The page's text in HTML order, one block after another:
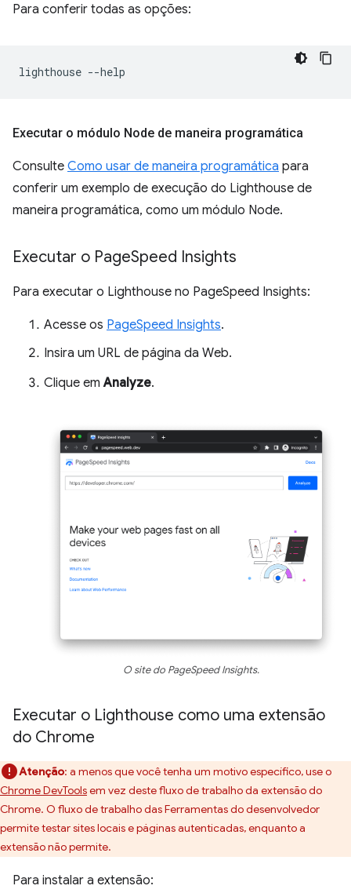
Para conferir todas as opções:
lighthouse
Executar o módulo Node de maneira programática
Consulte Como usar de maneira programática para
conferir um exemplo de execução do Lighthouse de
maneira programática, como um módulo Node.
Executar o PageSpeed Insights
Para executar o Lighthouse no PageSpeed Insights:
Acesse os PageSpeed Insights.
Insira um URL de página da Web.
Clique emAnalyze.
O site do PageSpeed Insights.
Executar o Lighthouse como uma extensão
do Chrome
Atenção: a menos que você tenha um motivo específico, use o
Chrome DevToolsem vez deste fluxo de trabalho da extensão do
Chrome. O fluxo de trabalho das Ferramentas do desenvolvedor
permite testar sites locais e páginas autenticadas, enquanto a
extensão não permite.
Para instalar a extensão: